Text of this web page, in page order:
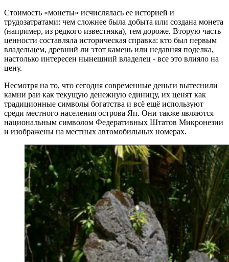
Стоимость «монеты» исчислялась ее историей и
трудозатратами: чем сложнее была добыта или создана монета
(например, из редкого известняка), тем дороже. Вторую часть
ценности составляла историческая справка: кто был первым
владельцем, древний ли этот камень или недавняя поделка,
настолько интересен нынешний владелец - все это влияло на
цену.
Несмотря на то, что сегодня современные деньги вытеснили
камни раи как текущую денежную единицу, их ценят как
традиционные символы богатства и всё ещё используют
среди местного населения острова Яп. Они также являются
национальным символом Федеративных Штатов Микронезии
и изображены на местных автомобильных номерах.